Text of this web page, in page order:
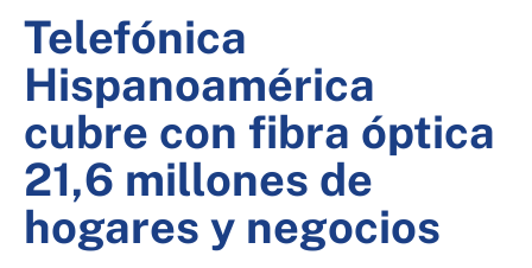
Telefónica
Hispanoamérica
cubre con fibra óptica
21,6 millones de
hogares y negocios